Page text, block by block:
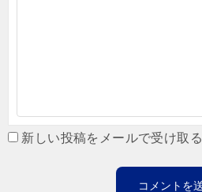
新しい投稿をメールで受け取る